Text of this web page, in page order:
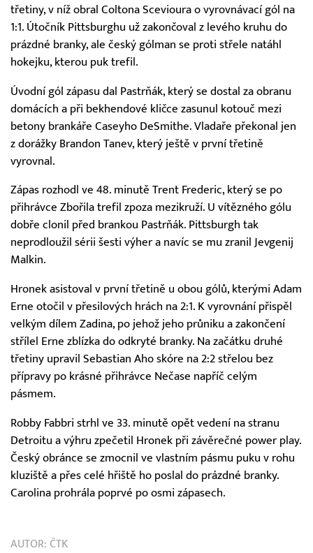
třetiny, v níž obral Coltona Scevioura o vyrovnávací gól na
1:1. Útočník Pittsburghu už zakončoval z levého kruhu do
prázdné branky, ale český gólman se proti střele natáhl
hokejku, kterou puk trefil.
Úvodní gól zápasu dal Pastrňák, který se dostal za obranu
domácích a při bekhendové kličce zasunul kotouč mezi
betony brankáře Caseyho DeSmithe. Vladaře překonal jen
z dorážky Brandon Tanev, který ještě v první třetině
vyrovnal.
Zápas rozhodl ve 48. minutě Trent Frederic, který se po
přihrávce Zbořila trefil zpoza mezikruží. U vítězného gólu
dobře clonil před brankou Pastrňák. Pittsburgh tak
neprodloužil sérii šesti výher a navíc se mu zranil Jevgenij
Malkin.
Hronek asistoval v první třetině u obou gólů, kterými Adam
Erne otočil v přesilových hrách na 2:1. K vyrovnání přispěl
velkým dílem Zadina, po jehož jeho průniku a zakončení
střílel Erne zblízka do odkryté branky. Na začátku druhé
třetiny upravil Sebastian Aho skóre na 2:2 střelou bez
přípravy po krásné přihrávce Nečase napříč celým
pásmem.
Robby Fabbri strhl ve 33. minutě opět vedení na stranu
Detroitu a výhru zpečetil Hronek při závěrečné power play.
Český obránce se zmocnil ve vlastním pásmu puku v rohu
kluziště a přes celé hřiště ho poslal do prázdné branky.
Carolina prohrála poprvé po osmi zápasech.
AUTOR: ČTK